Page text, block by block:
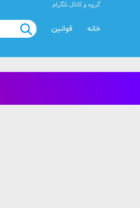
گروه و کانال تلگرام
قوانین خانه